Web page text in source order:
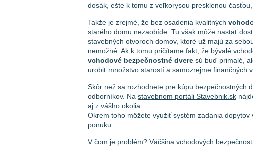
dosák, ešte k tomu z veľkorysou presklenou
Takže je zrejmé, že bez osadenia kvalitných
starého domu nezaobíde. Tu však môže nastať
stavebných otvoroch domov, ktoré už majú za
nemožné. Ak k tomu pričítame fakt, že bývalé
vchodové bezpečnostné dvere sú buď primalé,
urobiť množstvo starostí a samozrejme finančných
Skôr než sa rozhodnete pre kúpu bezpečnostných
odborníkov. Na stavebnom portáli Stavebnik.sk
aj z vášho okolia.
Okrem toho môžete využiť systém zadania
ponuku.
V čom je problém? Väčšina vchodových